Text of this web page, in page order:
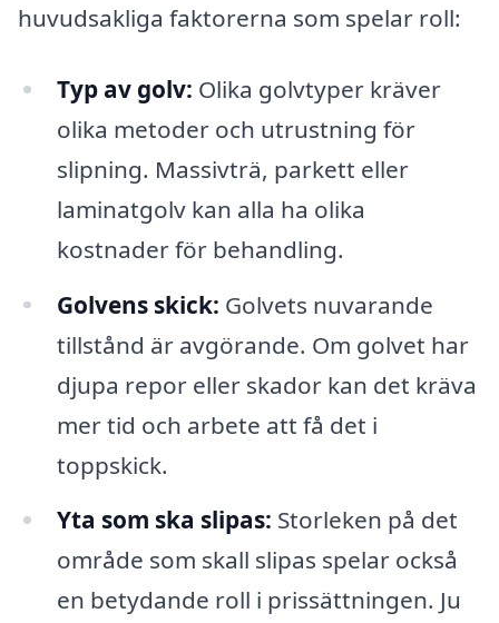
huvudsakliga faktorerna som spelar roll:
Typ av golv: Olika golvtyper kräver
olika metoder och utrustning för
slipning. Massivträ, parkett eller
laminatgolv kan alla ha olika
kostnader för behandling.
Golvens skick: Golvets nuvarande
tillstånd är avgörande. Om golvet har
djupa repor eller skador kan det kräva
mer tid och arbete att få det i
toppskick.
Yta som ska slipas: Storleken på det
område som skall slipas spelar också
en betydande roll i prissättningen. Ju